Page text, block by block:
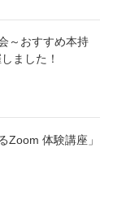
～おすすめ本持
ました！
Zoom 体験講座」